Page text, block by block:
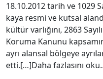
18.10.2012 tarih ve 1029
kaya resmi ve kutsal
kültür varlığını, 2863
Koruma Kanunu
ayrı alansal bölgeye
etti.[…]Daha fazlasını